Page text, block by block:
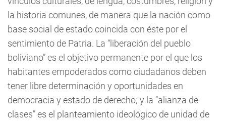
la historia comunes, de manera que la nación como
base social de estado coincida con éste por el
sentimiento de Patria. La “liberación del pueblo
boliviano” es el objetivo permanente por el que los
habitantes empoderados como ciudadanos deben
tener libre determinación y oportunidades en
democracia y estado de derecho; y la “alianza de
clases” es el planteamiento ideológico de unidad de